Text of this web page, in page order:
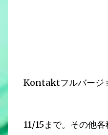
Kontaktフルバージ
11/15まで。その他